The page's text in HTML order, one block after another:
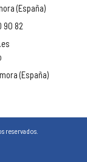
(España)
90 82
(España)
reservados.